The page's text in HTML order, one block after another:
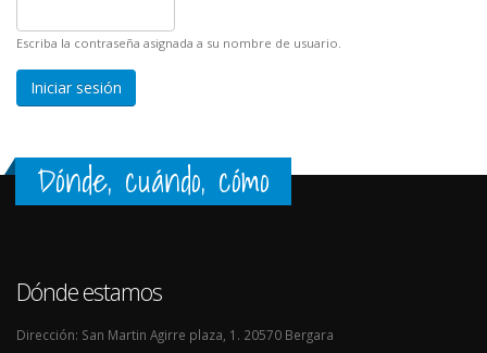
Escriba la contraseña asignada a su nombre de usuario.
Dónde, cuándo, cómo
Dónde estamos
Dirección: San Martin Agirre plaza, 1. 20570 Bergara